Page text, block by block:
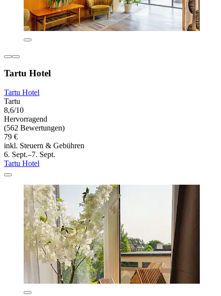
Tartu Hotel
Tartu Hotel
Tartu
8,6/10
Hervorragend
(562 Bewertungen)
79 €
inkl. Steuern & Gebühren
6. Sept.–7. Sept.
Tartu Hotel